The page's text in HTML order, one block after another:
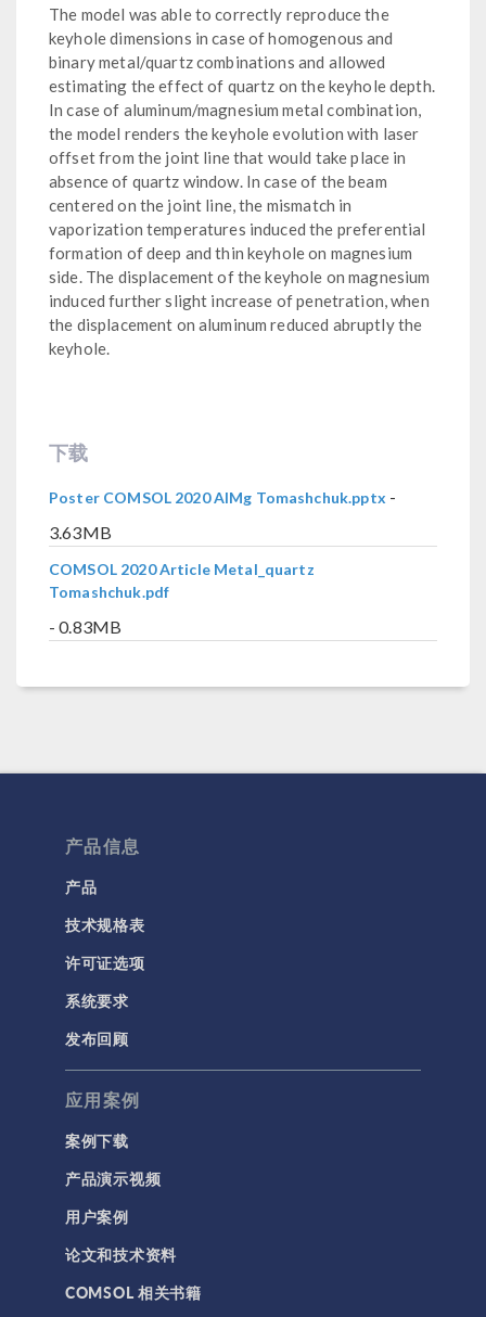
The model was able to correctly reproduce the
keyhole dimensions in case of homogenous and
binary metal/quartz combinations and allowed
estimating the effect of quartz on the keyhole depth.
In case of aluminum/magnesium metal combination,
the model renders the keyhole evolution with laser
offset from the joint line that would take place in
absence of quartz window. In case of the beam
centered on the joint line, the mismatch in
vaporization temperatures induced the preferential
formation of deep and thin keyhole on magnesium
side. The displacement of the keyhole on magnesium
induced further slight increase of penetration, when
the displacement on aluminum reduced abruptly the
keyhole.
下载
Poster COMSOL 2020 AlMg Tomashchuk.pptx -
3.63MB
COMSOL 2020 Article Metal_quartz
Tomashchuk.pdf
- 0.83MB
产品信息
产品
技术规格表
许可证选项
系统要求
发布回顾
应用案例
案例下载
产品演示视频
用户案例
论文和技术资料
COMSOL 相关书籍